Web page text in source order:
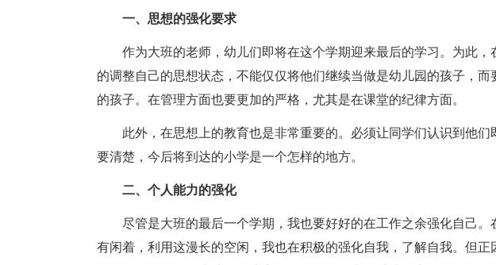
一、思想的强化要求
作为大班的老师，幼儿们即将在这个学期迎来最后的学习。为此
的调整自己的思想状态，不能仅仅将他们继续当做是幼儿园的孩子，
的孩子。在管理方面也要更加的严格，尤其是在课堂的纪律方面。
此外，在思想上的教育也是非常重要的。必须让同学们认识到他
要清楚，今后将到达的小学是一个怎样的地方。
二、个人能力的强化
尽管是大班的最后一个学期，我也要好好的在工作之余强化自己
有闲着，利用这漫长的空闲，我也在积极的强化自我，了解自我。但